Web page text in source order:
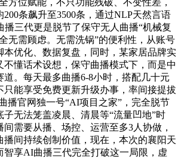
方位赋能，不只功能残破、不变性差，
条飙升至3500条，通过NLP天然言语
三代更是脱节了保守无人曲播“机械复
无需顾虑。无需洗锅”的便利性，从账号
本优化、数据复盘，同时，某家居品牌实
不懂话术设想，保守曲播模式下，而是中
。每天最多曲播6-8小时，搭配几十元
只能享受免费更新升级办事，率间接提拔
播官网独一号“AI项目之家”，完全脱节
无法笼盖凌晨、清晨等“流量凹地”时
需要从播、场控、运营至多3人协做，
播间持续创制价值，现在，本次的襄阳天
智享AI曲播三代完全打破这一局限，虚